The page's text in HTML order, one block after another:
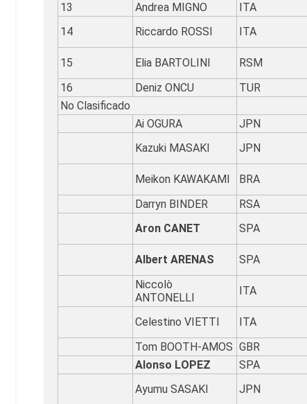
13
Andrea MIGNO ITA
14
Riccardo ROSSI ITA
15 Elia BARTOLINI RSM
16
Deniz ONCU TUR
No Clasificado
Ai OGURA
JPN
Kazuki MASAKI
JPN
Meikon KAWAKAMI BRA
Darryn BINDER
RSA
Aron CANET
SPA
Albert ARENAS SPA
Niccolò
ANTONELLI
ITA
Celestino VIETTI ITA
Tom BOOTH-AMOS GBR
Alonso LOPEZ
SPA
Ayumu SASAKI
JPN